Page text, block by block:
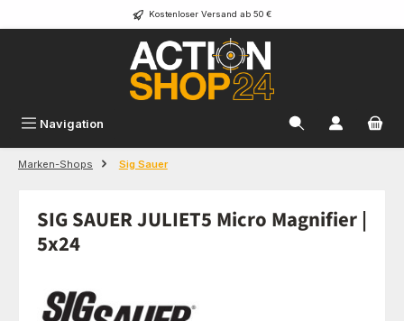
Zum Hauptinhalt springen Kostenloser Versand ab 50 €
Navigation
Marken-Shops Sig Sauer
SIG SAUER JULIET5 Micro Magnifier |
5x24